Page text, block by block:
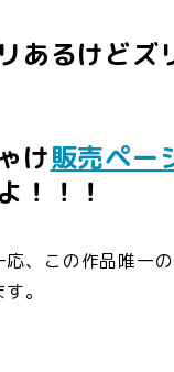
あるけどズ
け販売ペー
！！！
、この作品唯一
。